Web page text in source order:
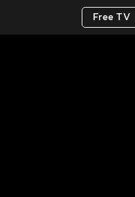
Free TV